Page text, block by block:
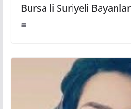
Bursa li Suriyeli Bayanlar